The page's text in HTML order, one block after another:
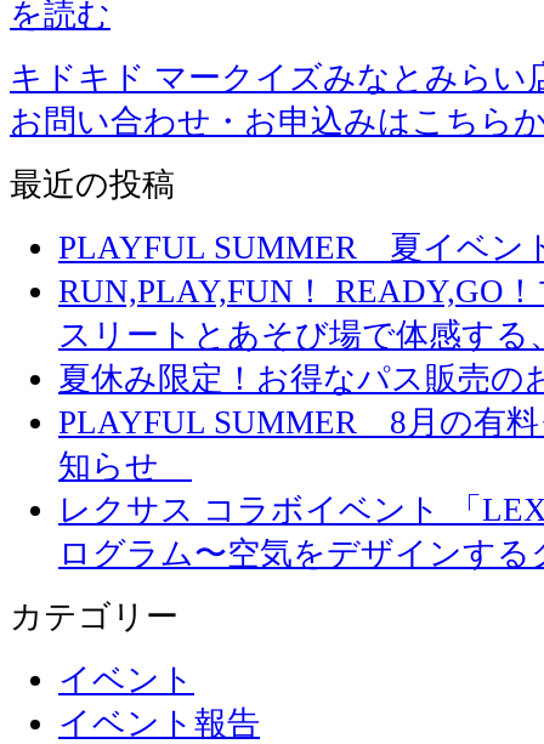
を読む
キドキド マークイズみなとみらい
お問い合わせ・お申込みはこちら
最近の投稿
PLAYFUL SUMMER 夏イベ
RUN,PLAY,FUN！ READY,GO
スリートとあそび場で体感する
夏休み限定！お得なパス販売の
PLAYFUL SUMMER 8月の有
知らせ
レクサス コラボイベント 「
ログラム〜空気をデザインす
カテゴリー
イベント
イベント報告